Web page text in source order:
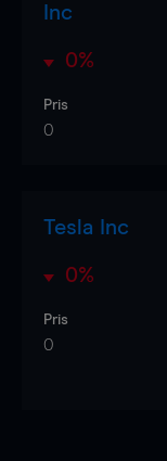
Inc
0%
Pris
0
Tesla Inc
0%
Pris
0